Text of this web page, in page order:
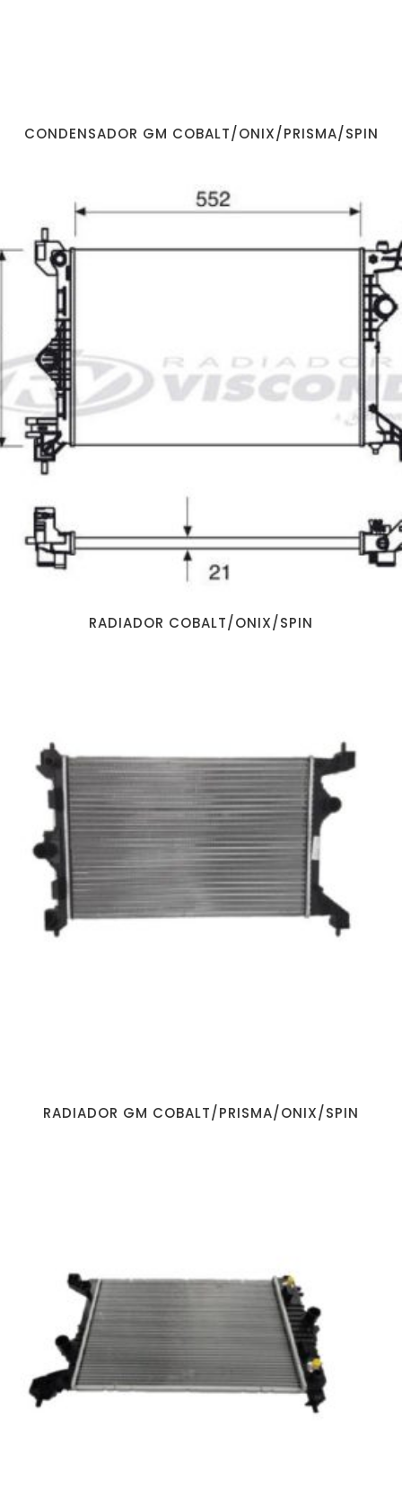
CONDENSADOR GM COBALT/ONIX/PRISMA/SPIN
RADIADOR COBALT/ONIX/SPIN
RADIADOR GM COBALT/PRISMA/ONIX/SPIN